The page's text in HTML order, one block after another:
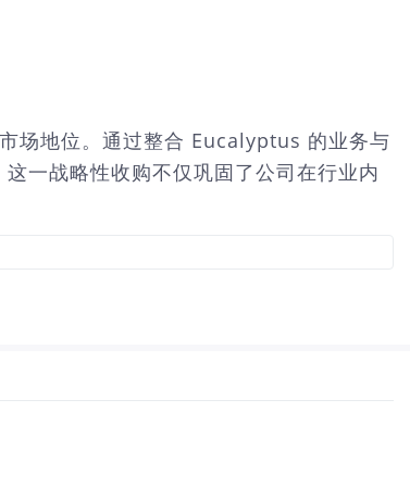
场地位。通过整合 Eucalyptus 的业务与
一战略性收购不仅巩固了公司在行业内